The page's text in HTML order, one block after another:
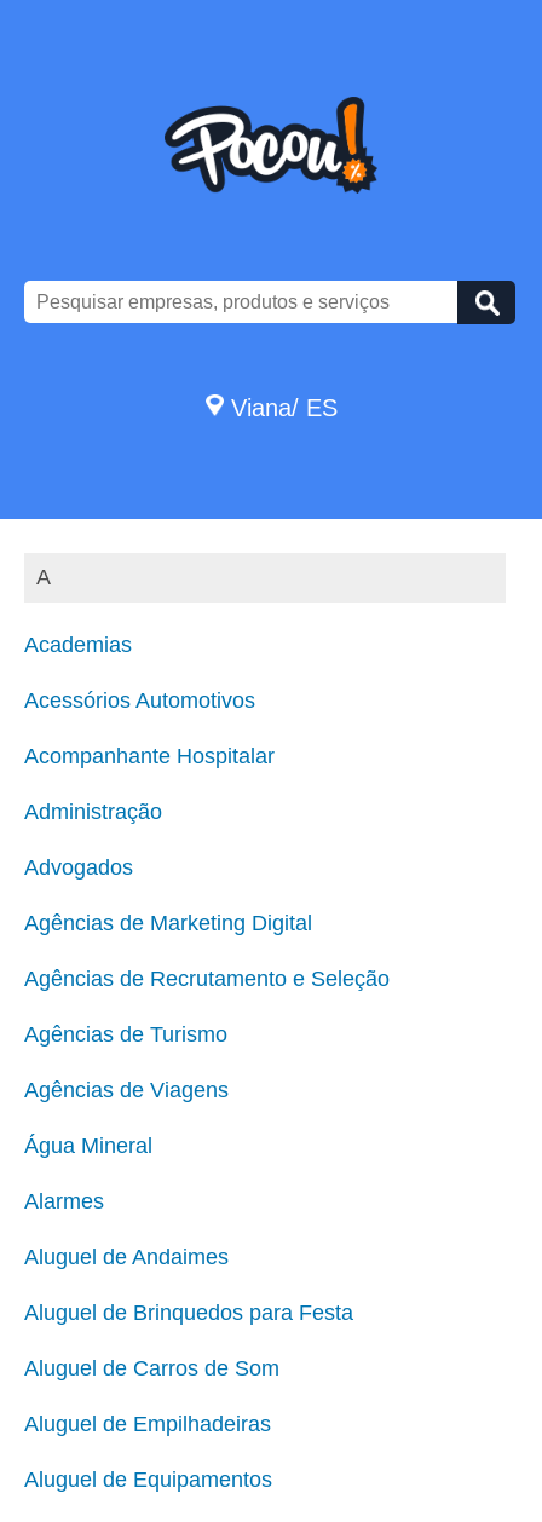
Viana/ ES
A
Academias
Acessórios Automotivos
Acompanhante Hospitalar
Administração
Advogados
Agências de Marketing Digital
Agências de Recrutamento e Seleção
Agências de Turismo
Agências de Viagens
Água Mineral
Alarmes
Aluguel de Andaimes
Aluguel de Brinquedos para Festa
Aluguel de Carros de Som
Aluguel de Empilhadeiras
Aluguel de Equipamentos